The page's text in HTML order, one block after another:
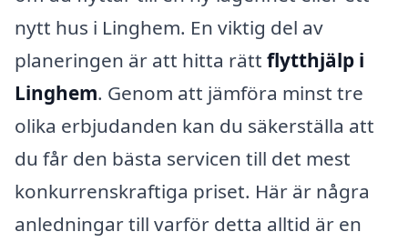
nytt hus i Linghem. En viktig del av
planeringen är att hitta rätt flytthjälp i
Linghem. Genom att jämföra minst tre
olika erbjudanden kan du säkerställa att
du får den bästa servicen till det mest
konkurrenskraftiga priset. Här är några
anledningar till varför detta alltid är en